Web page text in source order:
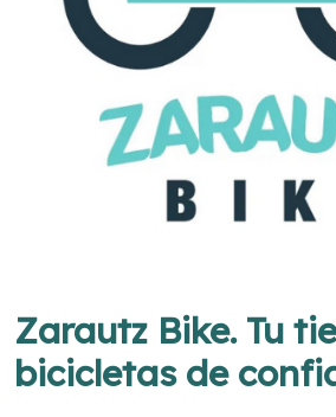
Zarautz Bike. Tu
bicicletas de